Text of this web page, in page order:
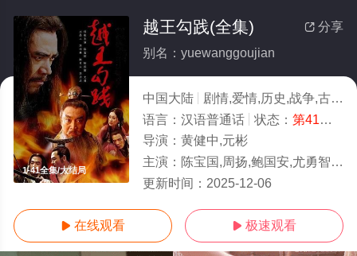
1-41全集/大结局
 分享
越王勾践(全集)
别名：yuewanggoujian
中国大陆
剧情,爱情,历史,战争,古装,内地剧,国产
语言： 汉语普通话 状态： 第41集完结
导演： 黄健中,元彬
主演： 陈宝国,周扬,鲍国安,尤勇智,李光洁,刘希媛,于咏琳,谭晓燕,万美汐,张彤
更新时间： 2025-12-06
 在线观看  极速观看